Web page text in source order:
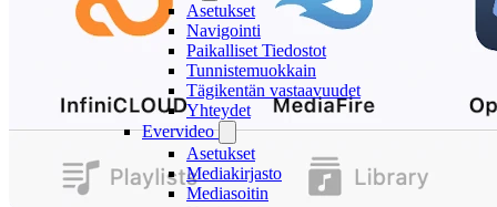
Asetukset
Navigointi
Paikalliset Tiedostot
Tunnistemuokkain
Tägikentän vastaavuudet
Yhteydet
Evervideo
Asetukset
Mediakirjasto
Mediasoitin